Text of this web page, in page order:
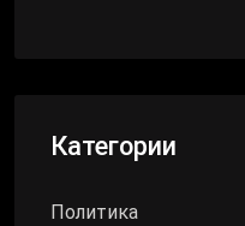
Категории
Политика